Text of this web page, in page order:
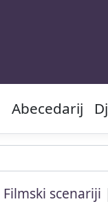
Abecedarij
Filmski scenariji